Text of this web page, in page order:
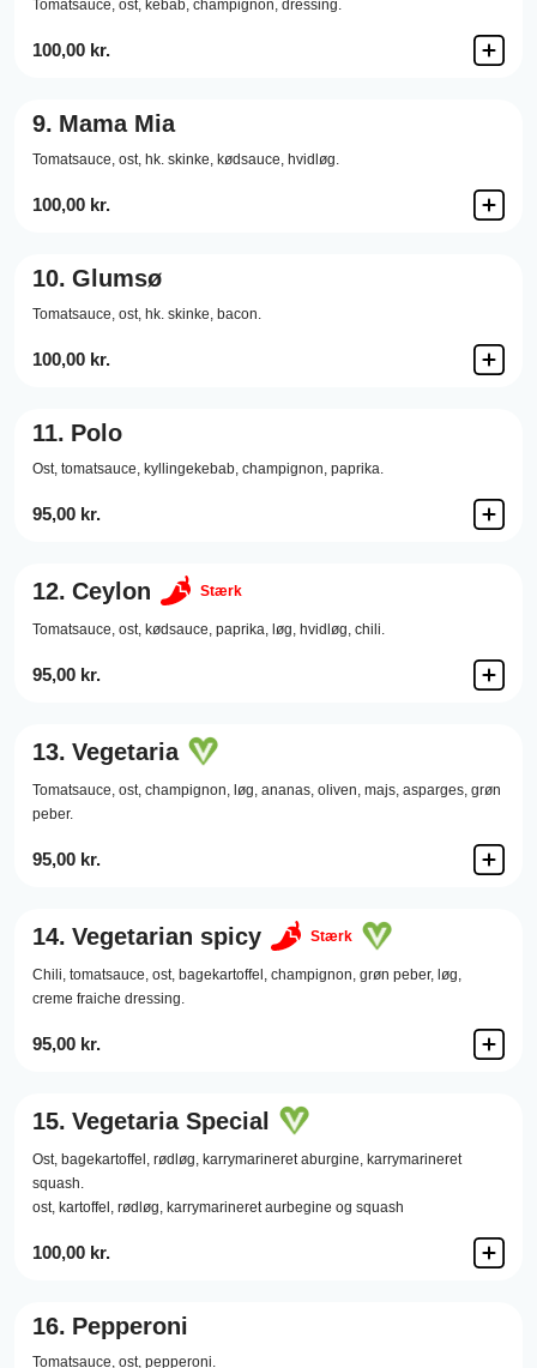
Tomatsauce, ost, kebab, champignon, dressing.
100,00 kr.
9. Mama Mia
Tomatsauce, ost, hk. skinke, kødsauce, hvidløg.
100,00 kr.
10. Glumsø
Tomatsauce, ost, hk. skinke, bacon.
100,00 kr.
11. Polo
Ost, tomatsauce, kyllingekebab, champignon, paprika.
95,00 kr.
12. Ceylon Stærk
Tomatsauce, ost, kødsauce, paprika, løg, hvidløg, chili.
95,00 kr.
13. Vegetaria
Tomatsauce, ost, champignon, løg, ananas, oliven, majs, asparges, grøn
peber.
95,00 kr.
14. Vegetarian spicy Stærk
Chili, tomatsauce, ost, bagekartoffel, champignon, grøn peber, løg,
creme fraiche dressing.
95,00 kr.
15. Vegetaria Special
Ost, bagekartoffel, rødløg, karrymarineret aburgine, karrymarineret
squash.
ost, kartoffel, rødløg, karrymarineret aurbegine og squash
100,00 kr.
16. Pepperoni
Tomatsauce, ost, pepperoni.